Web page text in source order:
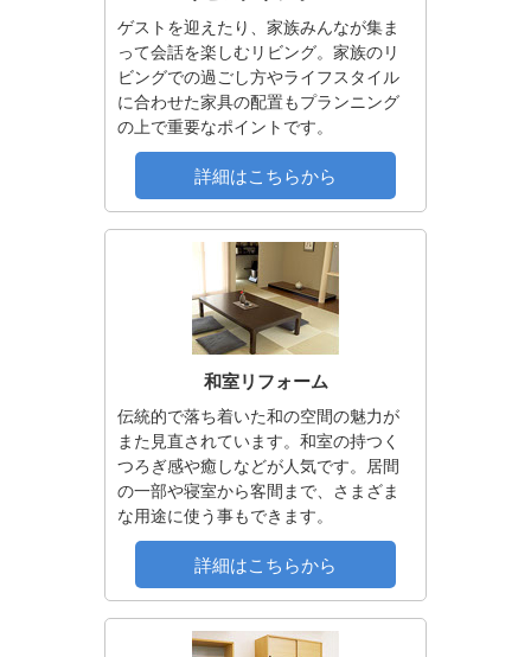
ゲストを迎えたり、家族みんなが集ま
って会話を楽しむリビング。家族のリ
ビングでの過ごし方やライフスタイル
に合わせた家具の配置もプランニング
の上で重要なポイントです。
詳細はこちらから
和室リフォーム
伝統的で落ち着いた和の空間の魅力が
また見直されています。和室の持つく
つろぎ感や癒しなどが人気です。居間
の一部や寝室から客間まで、さまざま
な用途に使う事もできます。
詳細はこちらから